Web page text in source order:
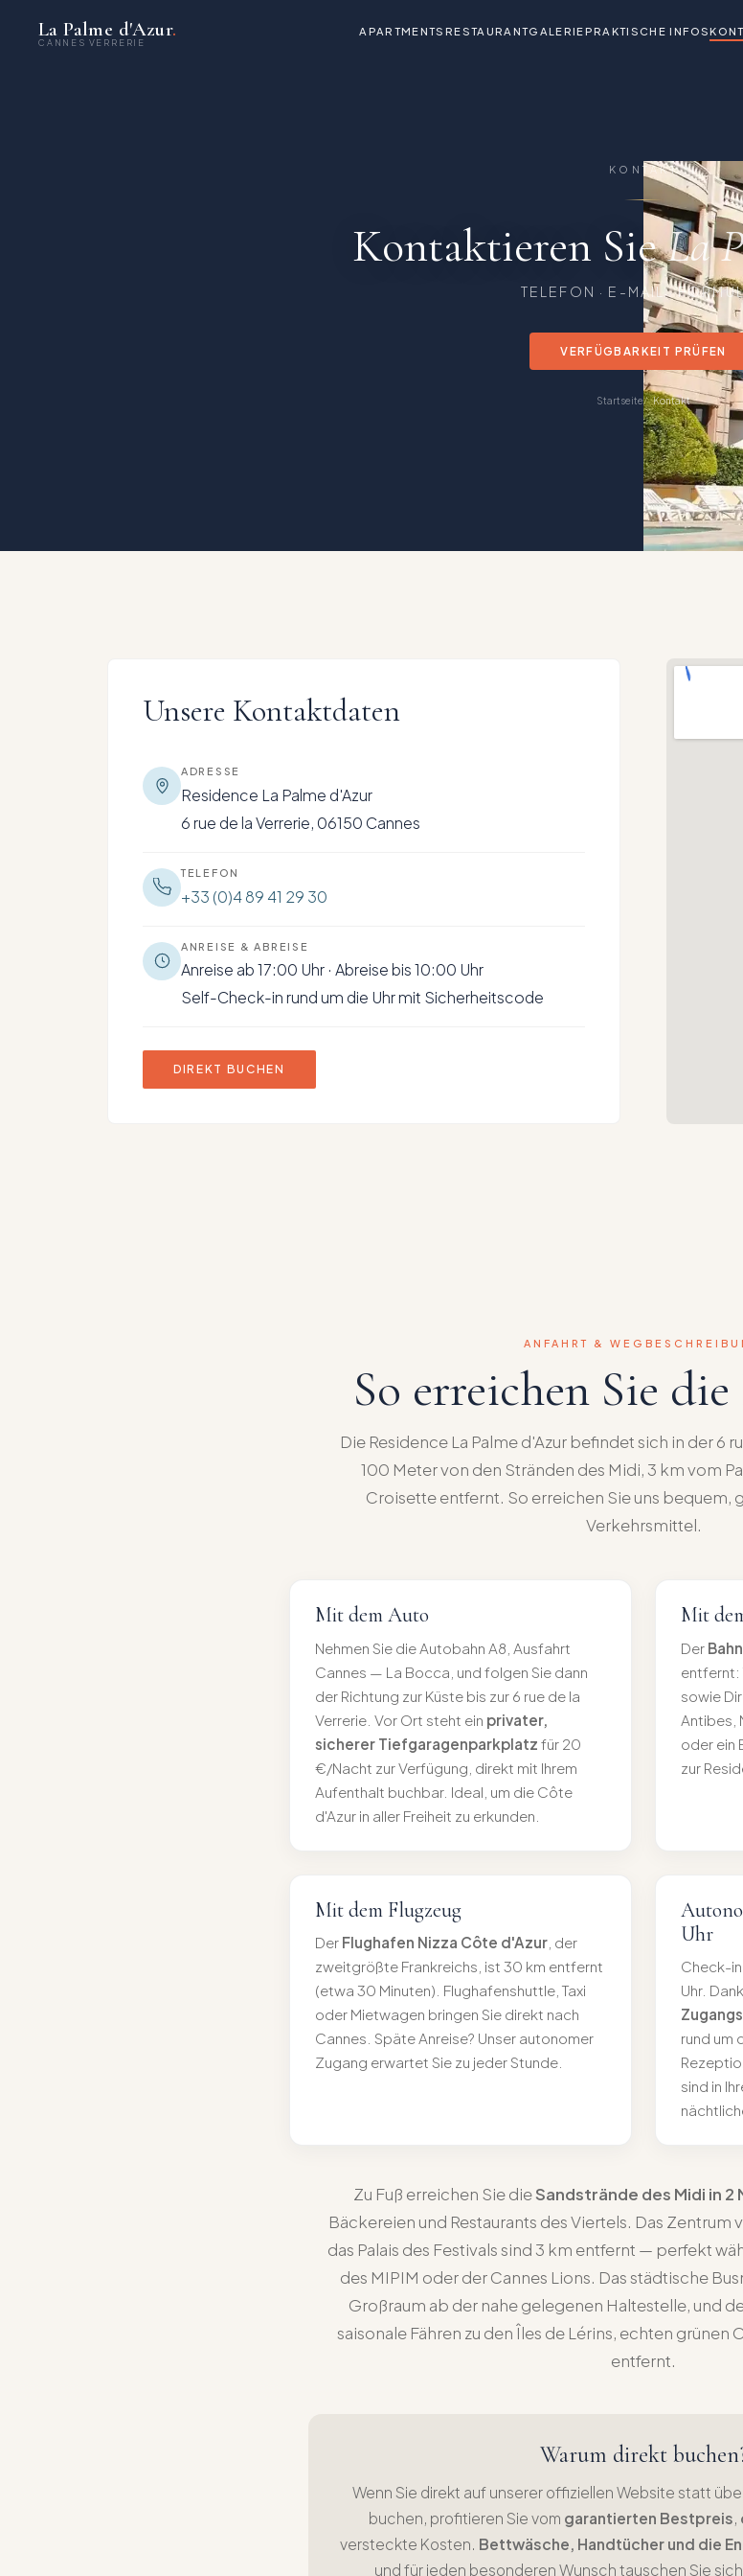
La Palme d'Azur.
CANNES VERRERIE
APARTMENTS RESTAURANTGALERIEPRAKTISCHE INFOS
KONTAKT
Kontaktieren SieLa
TELEFON · E-MAIL ·
VERFÜGBARKEIT PRÜFEN
Startseite Kontakt
Unsere Kontaktdaten
ADRESSE
Residence La Palme d'Azur
6 rue de la Verrerie, 06150 Cannes
TELEFON
+33 (0)4 89 41 29 30
ANREISE & ABREISE
Anreise ab 17:00 Uhr · Abreise bis 10:00 Uhr
Self-Check-in rund um die Uhr mit Sicherheitscode
DIREKT BUCHEN
ANFAHRT &
So erreichen Sie die
Die Residence La Palme d'Azur befindet sich in der 6
100 Meter von den Stränden des Midi, 3 km vom
Croisette entfernt. So erreichen Sie uns bequem,
Verkehrsmittel.
Mit dem Auto
Nehmen Sie die Autobahn A8, Ausfahrt
Cannes — La Bocca, und folgen Sie dann
der Richtung zur Küste bis zur 6 rue de la
Verrerie. Vor Ort steht ein privater,
sicherer Tiefgaragenparkplatz für 20
€/Nacht zur Verfügung, direkt mit Ihrem
Aufenthalt buchbar. Ideal, um die Côte
d'Azur in aller Freiheit zu erkunden.
Mit
Der
entfernt:
sowie
Antibes,
oder ein
zur
Mit dem Flugzeug
Der Flughafen Nizza Côte d'Azur, der
zweitgrößte Frankreichs, ist 30 km entfernt
(etwa 30 Minuten). Flughafenshuttle, Taxi
oder Mietwagen bringen Sie direkt nach
Cannes. Späte Anreise? Unser autonomer
Zugang erwartet Sie zu jeder Stunde.
Uhr
Check-
Uhr.
rund um
sind in
Zu Fuß erreichen Sie dieSandstrände des Midi in 2
Bäckereien und Restaurants des Viertels. Das Zentrum
das Palais des Festivals sind 3 km entfernt — perfekt
des MIPIM oder der Cannes Lions. Das städtische
Großraum ab der nahe gelegenen Haltestelle, und
saisonale Fähren zu den Îles de Lérins, echten
entfernt.
Warum direkt
Wenn Sie direkt auf unserer offiziellen Website statt
buchen, profitieren Sie vom garantierten Bestpreis,
versteckte Kosten. Bettwäsche, Handtücher und die
und für jeden besonderen Wunsch tauschen Sie